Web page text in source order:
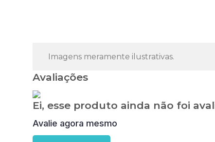
Imagens meramente ilustrativas.
Avaliações
Ei, esse produto ainda não foi
Avalie agora mesmo